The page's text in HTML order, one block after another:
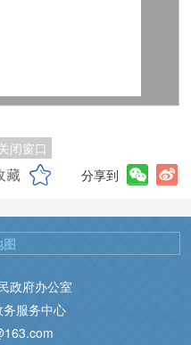
闭窗口
藏 分享到
政府办公室
服务中心
图